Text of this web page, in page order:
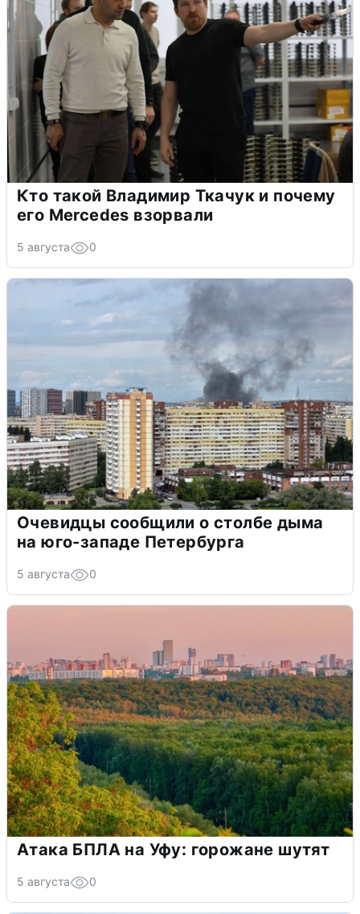
Кто такой Владимир Ткачук и почему
его Mercedes взорвали
5 августа 0
Очевидцы сообщили о столбе дыма
на юго-западе Петербурга
5 августа 0
Атака БПЛА на Уфу: горожане шутят
5 августа 0